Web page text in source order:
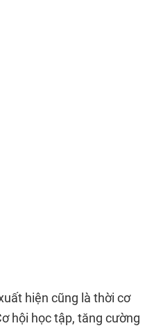
hiện cũng là thời cơ
hội học tập, tăng cường